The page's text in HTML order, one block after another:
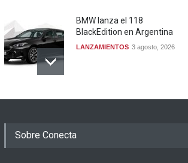
BMW lanza el 118
BlackEdition en Argentina
LANZAMIENTOS 3 agosto, 2026
Sobre Conecta